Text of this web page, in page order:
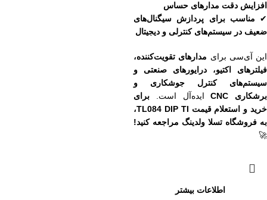
افزایش دقت مدارهای حساس
✔ مناسب برای پردازش سیگنال‌های
ضعیف در سیستم‌های کنترلی و دیجیتال
این آی‌سی برای مدارهای تقویت‌کننده،
فیلترهای اکتیو، درایورهای صنعتی و
سیستم‌های کنترل جوشکاری و
برشکاری CNC
ایده‌آل است. برای
خرید و استعلام قیمت TL084 DIP TI،
به فروشگاه تسلا ولدینگ مراجعه کنید!
🚀
اطلاعات بیشتر